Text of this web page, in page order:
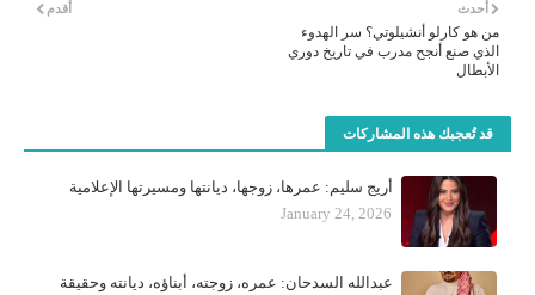
أحدث
من هو كارلو أنشيلوتي؟ سر الهدوء
الذي صنع أنجح مدرب في تاريخ دوري
الأبطال
أقدم
قد تُعجبك هذه المشاركات
أريج سليم: عمرها، زوجها، ديانتها ومسيرتها الإعلامية
January 24, 2026
عبدالله السدحان: عمره، زوجته، أبناؤه، ديانته وحقيقة